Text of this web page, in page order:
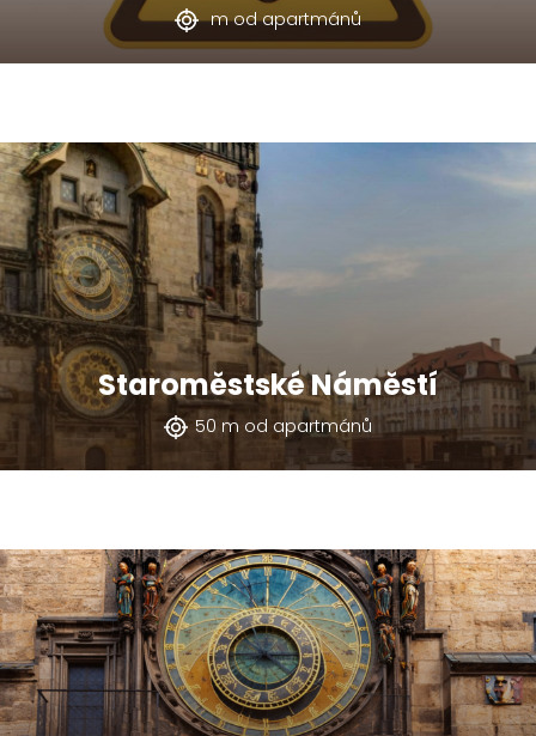
m od apartmánů
Staroměstské Náměstí
50 m od apartmánů